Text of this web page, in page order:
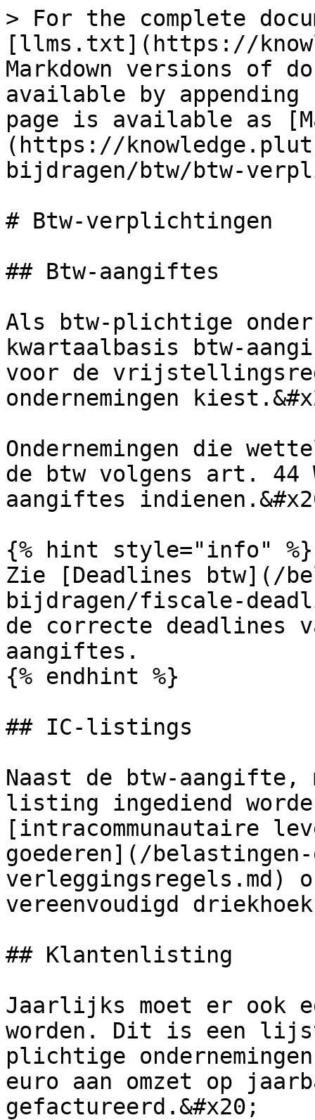
> For the complete
[llms.txt](https://
Markdown versions of
available by
page is available as
(https://
bijdragen/btw/btw-
# Btw-verplichtingen
## Btw-aangiftes
Als btw-plichtige
kwartaalbasis btw-
voor de
ondernemingen
Ondernemingen die
de btw volgens art. 44
aangiftes
{% hint style="info" %}
Zie [Deadlines btw](/
bijdragen/fiscale-
de correcte deadlines
aangiftes.
{% endhint %}
## IC-listings
Naast de btw-aangifte,
listing ingediend
[intracommunautaire
goederen](/
verleggingsregels.md)
vereenvoudigd
## Klantenlisting
Jaarlijks moet er ook
worden. Dit is een
plichtige
euro aan omzet op
gefactureerd.&#x20;